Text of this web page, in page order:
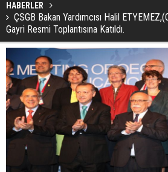
HABERLER
ÇSGB Bakan Yardımcısı Halil
Gayri Resmi Toplantısına Katıldı.